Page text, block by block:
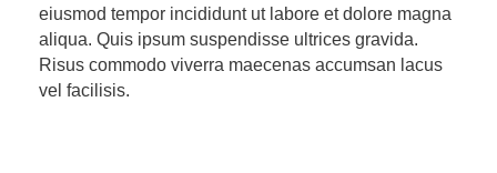
eiusmod tempor incididunt ut labore et dolore magna
aliqua. Quis ipsum suspendisse ultrices gravida.
Risus commodo viverra maecenas accumsan lacus
vel facilisis.